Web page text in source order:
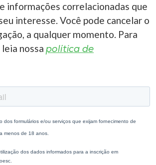
informações correlacionadas que
interesse. Você pode cancelar o
a qualquer momento. Para
nossa política de